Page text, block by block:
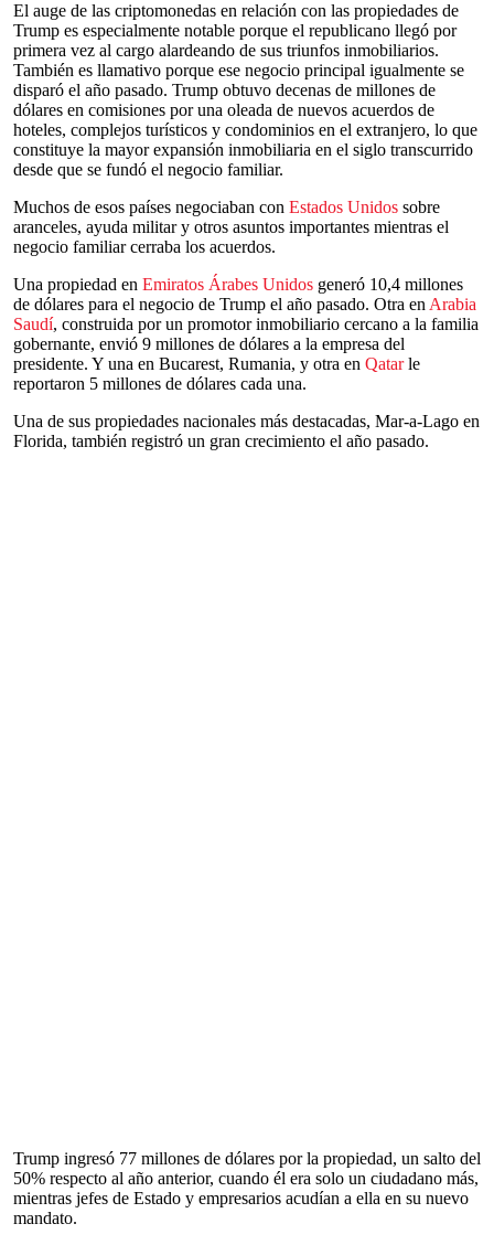
El auge de las criptomonedas en relación con las propiedades de
Trump es especialmente notable porque el republicano llegó por
primera vez al cargo alardeando de sus triunfos inmobiliarios.
También es llamativo porque ese negocio principal igualmente se
disparó el año pasado. Trump obtuvo decenas de millones de
dólares en comisiones por una oleada de nuevos acuerdos de
hoteles, complejos turísticos y condominios en el extranjero, lo que
constituye la mayor expansión inmobiliaria en el siglo transcurrido
desde que se fundó el negocio familiar.
Muchos de esos países negociaban con Estados Unidos sobre
aranceles, ayuda militar y otros asuntos importantes mientras el
negocio familiar cerraba los acuerdos.
Una propiedad en Emiratos Árabes Unidos generó 10,4 millones
de dólares para el negocio de Trump el año pasado. Otra en Arabia
Saudí, construida por un promotor inmobiliario cercano a la familia
gobernante, envió 9 millones de dólares a la empresa del
presidente. Y una en Bucarest, Rumania, y otra en Qatarle
reportaron 5 millones de dólares cada una.
Una de sus propiedades nacionales más destacadas, Mar-a-Lago en
Florida, también registró un gran crecimiento el año pasado.
Trump ingresó 77 millones de dólares por la propiedad, un salto del
50% respecto al año anterior, cuando él era solo un ciudadano más,
mientras jefes de Estado y empresarios acudían a ella en su nuevo
mandato.